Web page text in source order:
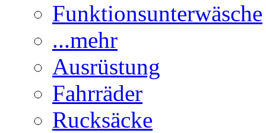
Funktionsunterwäsche
...mehr
Ausrüstung
Fahrräder
Rucksäcke